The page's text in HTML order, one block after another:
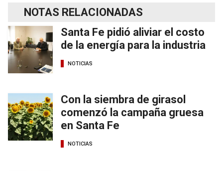
NOTAS RELACIONADAS
Santa Fe pidió aliviar el costo
de la energía para la industria
NOTICIAS
Con la siembra de girasol
comenzó la campaña gruesa
en Santa Fe
NOTICIAS